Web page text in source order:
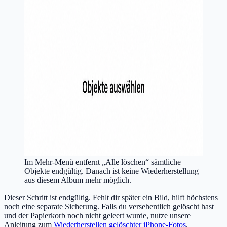
Im Mehr-Menü entfernt „Alle löschen“ sämtliche
Objekte endgültig. Danach ist keine Wiederherstellung
aus diesem Album mehr möglich.
Dieser Schritt ist endgültig. Fehlt dir später ein Bild, hilft höchstens
noch eine separate Sicherung. Falls du versehentlich gelöscht hast
und der Papierkorb noch nicht geleert wurde, nutze unsere
Anleitung zum Wiederherstellen gelöschter iPhone-Fotos.